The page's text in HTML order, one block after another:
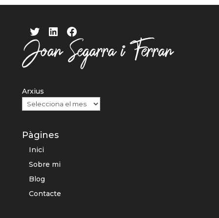
Twitter LinkedIn Facebook
Arxius
Pàgines
Inici
Sobre mi
Blog
Contacte